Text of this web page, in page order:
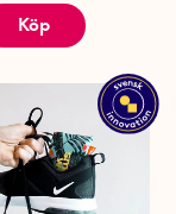
Köp